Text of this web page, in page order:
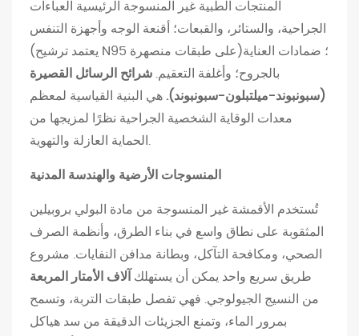
و
ا
ل
ع
ي
ا
ش
ص
ي
ة
2
المنتجات الطبية غير المنسوجة الرئيسية العباءات
الجراحية، والستائر، والقبعات؛ أقنعة الوجه وأجهزة التنفس
(يعتمد ترشيح N95 على طبقات منصهرة)؛ ضمادات العناية
بالجروح؛ وأغلفة التعقيم. شرائح الرسائل القصيرة
(سبونبوند-ميلتبلون-سبونبوند). هي البنية القياسية لمعظم
معدات الوقاية الشخصية الجراحية نظرًا لمزيجها من
المنسوجات الأرضية والهندسة المدنية
تُستخدم الأقمشة غير المنسوجة من مادة البولي بروبيلين
المثقوبة على نطاق واسع في بناء الطرق، وأنظمة الصرف
الصحي، ومكافحة التآكل، وبطانة مدافن النفايات. مشروع
طريق سريع واحد يمكن أن يستهلك آلاف الأمتار المربعة
من النسيج الجيولوجي. فهي تفصل طبقات التربة، وتسمح
بمرور الماء، وتمنع الجزيئات الدقيقة من سد هياكل